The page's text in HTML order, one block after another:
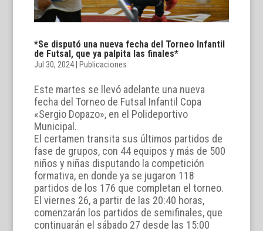
*Se disputó una nueva fecha del Torneo Infantil
de Futsal, que ya palpita las finales*
Jul 30, 2024| Publicaciones
Este martes se llevó adelante una nueva
fecha del Torneo de Futsal Infantil Copa
«Sergio Dopazo», en el Polideportivo
Municipal.
El certamen transita sus últimos partidos de
fase de grupos, con 44 equipos y más de 500
niños y niñas disputando la competición
formativa, en donde ya se jugaron 118
partidos de los 176 que completan el torneo.
El viernes 26, a partir de las 20:40 horas,
comenzarán los partidos de semifinales, que
continuarán el sábado 27 desde las 15:00